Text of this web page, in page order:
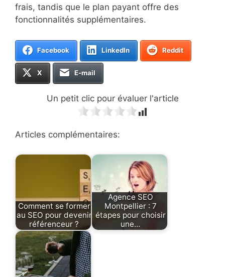
frais, tandis que le plan payant offre des
fonctionnalités supplémentaires.
Facebook LinkedIn Reddit
X E-mail
Un petit clic pour évaluer l'article
Articles complémentaires:
Comment se former
au SEO pour devenir
référenceur ?
Agence SEO
Montpellier : 7
étapes pour choisir
une…